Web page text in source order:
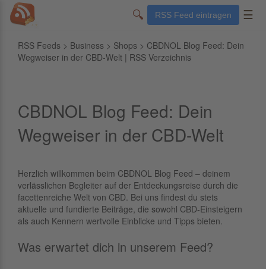
🔍 RSS Feed eintragen ☰
RSS Feeds > Business > Shops > CBDNOL Blog Feed: Dein
Wegweiser in der CBD-Welt | RSS Verzeichnis
CBDNOL Blog Feed: Dein
Wegweiser in der CBD-Welt
Herzlich willkommen beim CBDNOL Blog Feed – deinem
verlässlichen Begleiter auf der Entdeckungsreise durch die
facettenreiche Welt von CBD. Bei uns findest du stets
aktuelle und fundierte Beiträge, die sowohl CBD-Einsteigern
als auch Kennern wertvolle Einblicke und Tipps bieten.
Was erwartet dich in unserem Feed?